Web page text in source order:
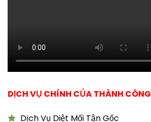
DỊCH VỤ CHÍNH CỦA THÀNH CÔNG
Dịch Vụ Diệt Mối Tận Gốc